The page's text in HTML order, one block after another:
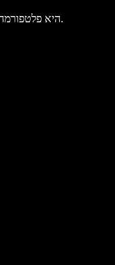
היא פלטפורמה לתשתית קולית שממוקדת בעסקים.